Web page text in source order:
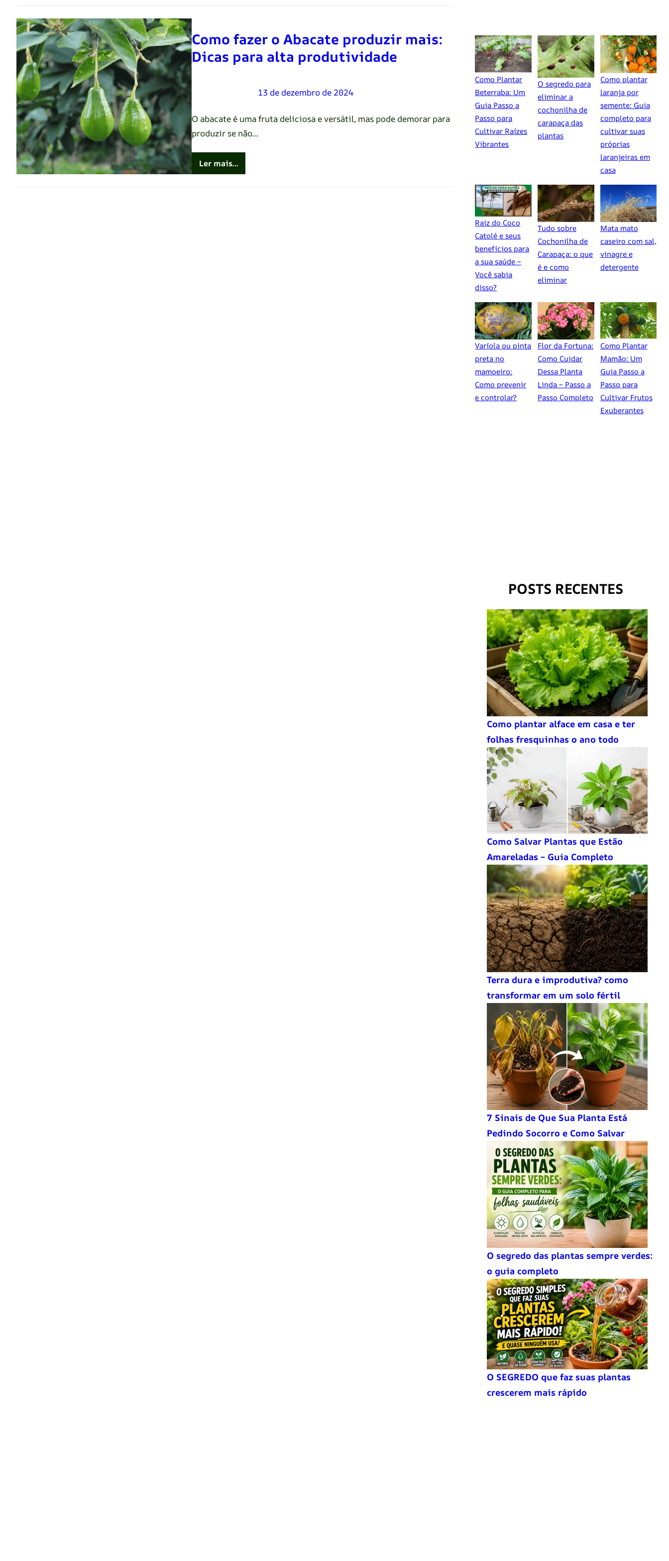
Como fazer o Abacate produzir mais:
Dicas para alta produtividade
13 de dezembro de 2024
O abacate é uma fruta deliciosa e versátil, mas pode demorar para
produzir se não…
Ler mais…
Como Plantar
Beterraba: Um
Guia Passo a
Passo para
Cultivar Raízes
Vibrantes
O segredo para
eliminar a
cochonilha de
carapaça das
plantas
Como plantar
laranja por
semente: Guia
completo para
cultivar suas
próprias
laranjeiras em
casa
Raiz do Coco
Catolé e seus
benefícios para
a sua saúde –
Você sabia
disso?
Tudo sobre
Cochonilha de
Carapaça: o que
é e como
eliminar
Mata mato
caseiro com sal,
vinagre e
detergente
Varíola ou pinta
preta no
mamoeiro:
Como prevenir
e controlar?
Flor da Fortuna:
Como Cuidar
Dessa Planta
Linda – Passo a
Passo Completo
Como Plantar
Mamão: Um
Guia Passo a
Passo para
Cultivar Frutos
Exuberantes
POSTS RECENTES
Como plantar alface em casa e ter
folhas fresquinhas o ano todo
Como Salvar Plantas que Estão
Amareladas – Guia Completo
Terra dura e improdutiva? como
transformar em um solo fértil
7 Sinais de Que Sua Planta Está
Pedindo Socorro e Como Salvar
O segredo das plantas sempre verdes:
o guia completo
O SEGREDO que faz suas plantas
crescerem mais rápido